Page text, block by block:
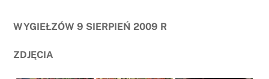
WYGIEŁZÓW 9 SIERPIEŃ 2009 R
ZDJĘCIA